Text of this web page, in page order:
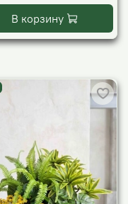
В корзину